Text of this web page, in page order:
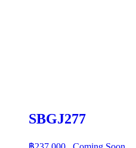
SBGJ277